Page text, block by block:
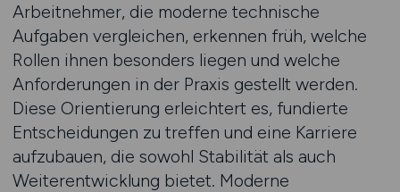
Arbeitnehmer, die moderne technische
Aufgaben vergleichen, erkennen früh, welche
Rollen ihnen besonders liegen und welche
Anforderungen in der Praxis gestellt werden.
Diese Orientierung erleichtert es, fundierte
Entscheidungen zu treffen und eine Karriere
aufzubauen, die sowohl Stabilität als auch
Weiterentwicklung bietet. Moderne